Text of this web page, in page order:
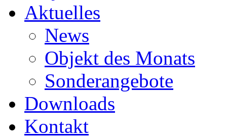
Aktuelles
News
Objekt des Monats
Sonderangebote
Downloads
Kontakt